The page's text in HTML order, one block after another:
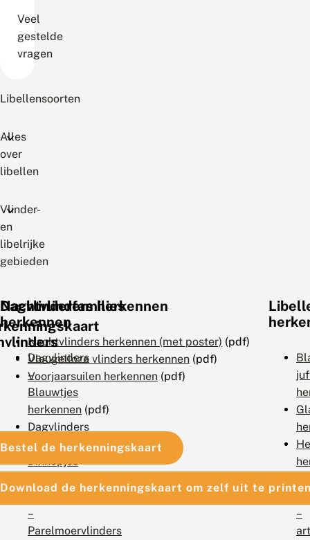
Veel
gestelde
vragen
Libellensoorten
Alles
over
libellen
Vlinder-
en
libelrijke
gebieden
Bestel de herkenningskaart
Download de herkenningskaart om zelf uit te
Dagvlinderfamilies
herkennen
Dagvlinders
–
Blauwtjes
herkennen (pdf)
Dagvlinders
–
Dagvlinders
–
Parelmoervlinders
Nachtvlinders herkennen
Nachtvlinders herkennen (met poster) (pdf)
Vleugelloze vlinders herkennen (pdf)
Voorjaarsuilen herkennen (pdf)
–